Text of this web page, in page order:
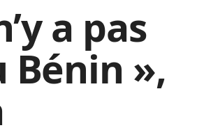
a pas
Bénin »,